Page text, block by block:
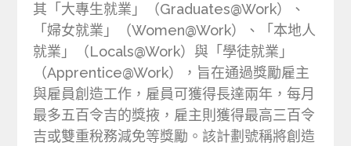
其「大專生就業」（Graduates@Work）、
「婦女就業」（Women@Work）、「本地人
就業」（Locals@Work）與「學徒就業」
（Apprentice@Work），旨在通過獎勵雇主
與雇員創造工作，雇員可獲得長達兩年，每月
最多五百令吉的獎掖，雇主則獲得最高三百令
吉或雙重稅務減免等獎勵。該計劃號稱將創造